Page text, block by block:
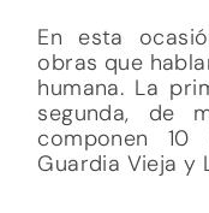
En esta
obras que
humana. La
segunda, de
componen
Guardia Vieja y